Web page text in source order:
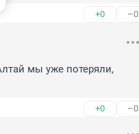
+0 –0
мы уже потеряли,
+0 –0